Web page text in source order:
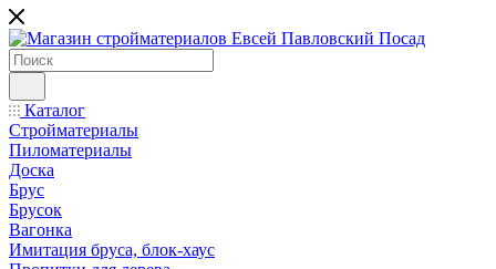
Каталог
Стройматериалы
Пиломатериалы
Доска
Брус
Брусок
Вагонка
Имитация бруса, блок-хаус